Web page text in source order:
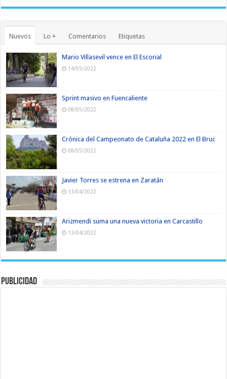
Nuevos Lo + Comentarios Etiquetas
Mario Villasevil vence en El Escorial
14/05/2022
Sprint masivo en Fuencaliente
08/05/2022
Crónica del Campeonato de Cataluña 2022 en El Bruc
08/05/2022
Javier Torres se estrena en Zaratán
13/04/2022
Arizmendi suma una nueva victoria en Carcastillo
13/04/2022
Publicidad